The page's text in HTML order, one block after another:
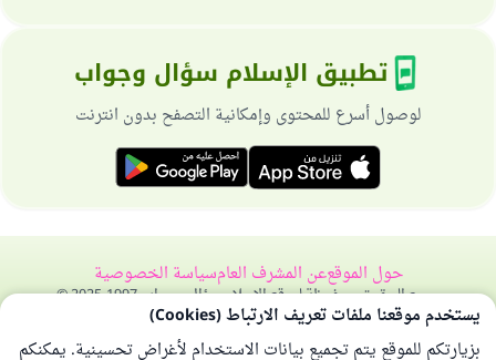
تطبيق الإسلام سؤال وجواب
لوصول أسرع للمحتوى وإمكانية التصفح بدون انترنت
حول الموقععن المشرف العامسياسة الخصوصية
جميع الحقوق محفوظة لموقع الإسلام سؤال وجواب 1997-2025 ©
يستخدم موقعنا ملفات تعريف الارتباط (Cookies)
بزيارتكم للموقع يتم تجميع بيانات الاستخدام لأغراض تحسينية. يمكنكم